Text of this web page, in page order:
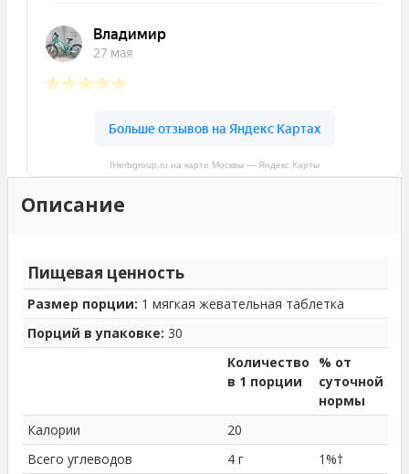
IHerbgroup.ru на карте Москвы — Яндекс Карты
Описание
Пищевая ценность
Размер порции: 1 мягкая жевательная таблетка
Порций в упаковке: 30
Количество
в 1 порции
% от
суточной
нормы
Калории
20
Всего углеводов
4 г
1%†